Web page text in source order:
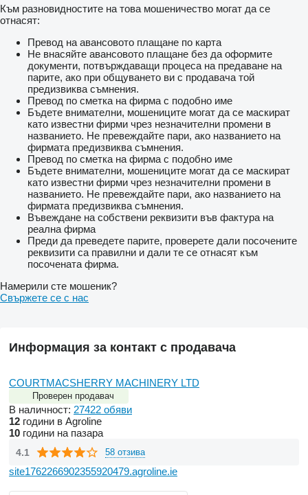
Към разновидностите на това мошеничество могат да се
отнасят:
Превод на авансовото плащане по карта
Не внасяйте авансовото плащане без да оформите
документи, потвърждаващи процеса на предаване на
парите, ако при общуването ви с продавача той
предизвиква съмнения.
Превод по сметка на фирма с подобно име
Бъдете внимателни, мошениците могат да се маскират
като известни фирми чрез незначителни промени в
названието. Не превеждайте пари, ако названието на
фирмата предизвиква съмнения.
Превод по сметка на фирма с подобно име
Бъдете внимателни, мошениците могат да се маскират
като известни фирми чрез незначителни промени в
названието. Не превеждайте пари, ако названието на
фирмата предизвиква съмнения.
Въвеждане на собствени реквизити във фактура на
реална фирма
Преди да преведете парите, проверете дали посочените
реквизити са правилни и дали те се отнасят към
посочената фирма.
Намерили сте мошеник?
Свържете се с нас
Информация за контакт с продавача
COURTMACSHERRY MACHINERY LTD
Проверен продавач
В наличност: 27422 обяви
12 години в Agroline
10 години на пазара
4.1 58 отзива
site1762266902355920479.agroline.ie